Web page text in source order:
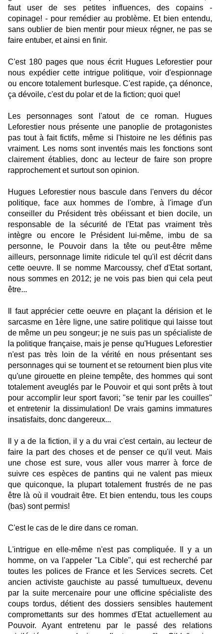
faut user de ses petites influences, des copains -
copinage! - pour remédier au problème. Et bien entendu,
sans oublier de bien mentir pour mieux régner, ne pas se
faire entuber, et ainsi en finir.
C'est 180 pages que nous écrit Hugues Leforestier pour
nous expédier cette intrigue politique, voir d'espionnage
ou encore totalement burlesque. C'est rapide, ça dénonce,
ça dévoile, c'est du polar et de la fiction; quoi que!
Les personnages sont l'atout de ce roman. Hugues
Leforestier nous présente une panoplie de protagonistes
pas tout à fait fictifs, même si l'histoire ne les définis pas
vraiment. Les noms sont inventés mais les fonctions sont
clairement établies, donc au lecteur de faire son propre
rapprochement et surtout son opinion.
Hugues Leforestier nous bascule dans l'envers du décor
politique, face aux hommes de l'ombre, à l'image d'un
conseiller du Président très obéissant et bien docile, un
responsable de la sécurité de l'Etat pas vraiment très
intègre ou encore le Président lui-même, imbu de sa
personne, le Pouvoir dans la tête ou peut-être même
ailleurs, personnage limite ridicule tel qu'il est décrit dans
cette oeuvre. Il se nomme Marcoussy, chef d'Etat sortant,
nous sommes en 2012; je ne vois pas bien qui cela peut
être...
Il faut apprécier cette oeuvre en plaçant la dérision et le
sarcasme en 1ère ligne, une satire politique qui laisse tout
de même un peu songeur; je ne suis pas un spécialiste de
la politique française, mais je pense qu'Hugues Leforestier
n'est pas très loin de la vérité en nous présentant ses
personnages qui se tournent et se retournent bien plus vite
qu'une girouette en pleine tempête, des hommes qui sont
totalement aveuglés par le Pouvoir et qui sont prêts à tout
pour accomplir leur sport favori; "se tenir par les couilles"
et entretenir la dissimulation! De vrais gamins immatures
insatisfaits, donc dangereux...
Il y a de la fiction, il y a du vrai c'est certain, au lecteur de
faire la part des choses et de penser ce qu'il veut. Mais
une chose est sure, vous aller vous marrer à force de
suivre ces espèces de pantins qui ne valent pas mieux
que quiconque, la plupart totalement frustrés de ne pas
être là où il voudrait être. Et bien entendu, tous les coups
(bas) sont permis!
C'est le cas de le dire dans ce roman.
L'intrigue en elle-même n'est pas compliquée. Il y a un
homme, on va l'appeler "La Cible", qui est recherché par
toutes les polices de France et les Services secrets. Cet
ancien activiste gauchiste au passé tumultueux, devenu
par la suite mercenaire pour une officine spécialiste des
coups tordus, détient des dossiers sensibles hautement
compromettants sur des hommes d'Etat actuellement au
Pouvoir. Ayant entretenu par le passé des relations